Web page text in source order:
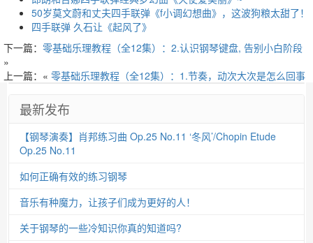
50岁莫文蔚和丈夫四手联弹《f小调幻想曲》，这波狗粮太甜了！
四手联弹 久石让《起风了》
下一篇： 零基础乐理教程（全12集）：2.认识钢琴键盘, 告别小白阶段
»
上一篇：« 零基础乐理教程（全12集）：1.节奏，动次大次是怎么回事
最新发布
【钢琴演奏】肖邦练习曲 Op.25 No.11 ‘冬风’/Chopin Etude
Op.25 No.11
如何正确有效的练习钢琴
音乐有种魔力，让孩子们成为更好的人！
关于钢琴的一些冷知识你真的知道吗?